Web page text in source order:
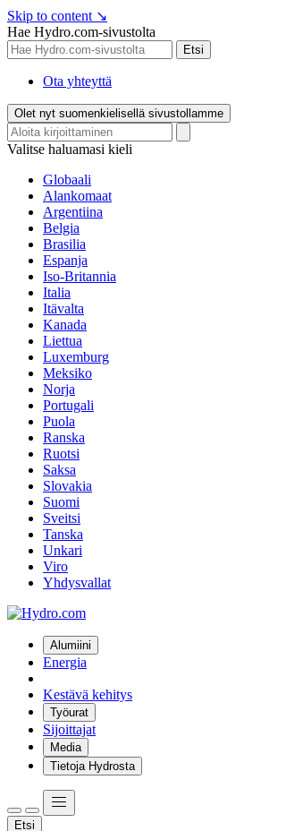
Skip to content ↘
Hae Hydro.com-sivustolta
Etsi
Ota yhteyttä
Olet nyt suomenkielisellä sivustollamme
Valitse haluamasi kieli
Globaali
Alankomaat
Argentiina
Belgia
Brasilia
Espanja
Iso-Britannia
Italia
Itävalta
Kanada
Liettua
Luxemburg
Meksiko
Norja
Portugali
Puola
Ranska
Ruotsi
Saksa
Slovakia
Suomi
Sveitsi
Tanska
Unkari
Viro
Yhdysvallat
Alumiini
Energia
Kestävä kehitys
Työurat
Sijoittajat
Media
Tietoja Hydrosta
Etsi